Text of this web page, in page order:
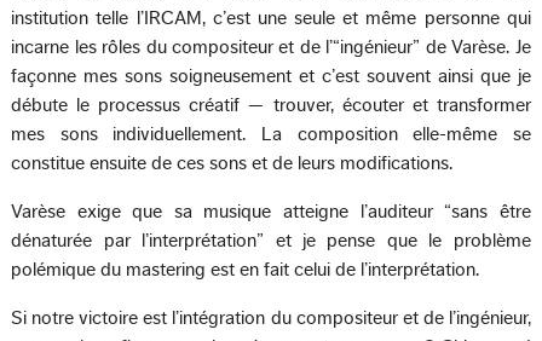
institution telle l’IRCAM, c’est une seule et même personne qui
incarne les rôles du compositeur et de l’“ingénieur” de Varèse. Je
façonne mes sons soigneusement et c’est souvent ainsi que je
débute le processus créatif — trouver, écouter et transformer
mes sons individuellement. La composition elle-même se
constitue ensuite de ces sons et de leurs modifications.
Varèse exige que sa musique atteigne l’auditeur “sans être
dénaturée par l’interprétation” et je pense que le problème
polémique du mastering est en fait celui de l’interprétation.
Si notre victoire est l’intégration du compositeur et de l’ingénieur,